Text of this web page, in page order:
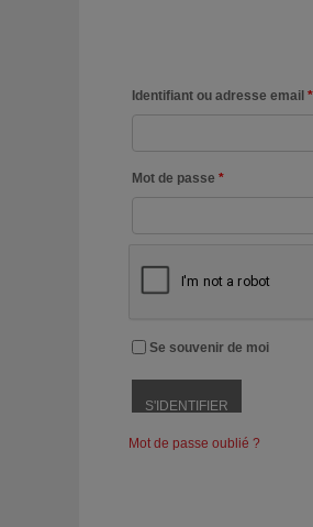
Identifiant ou adresse email *
Mot de passe *
Se souvenir de moi
Mot de passe oublié ?